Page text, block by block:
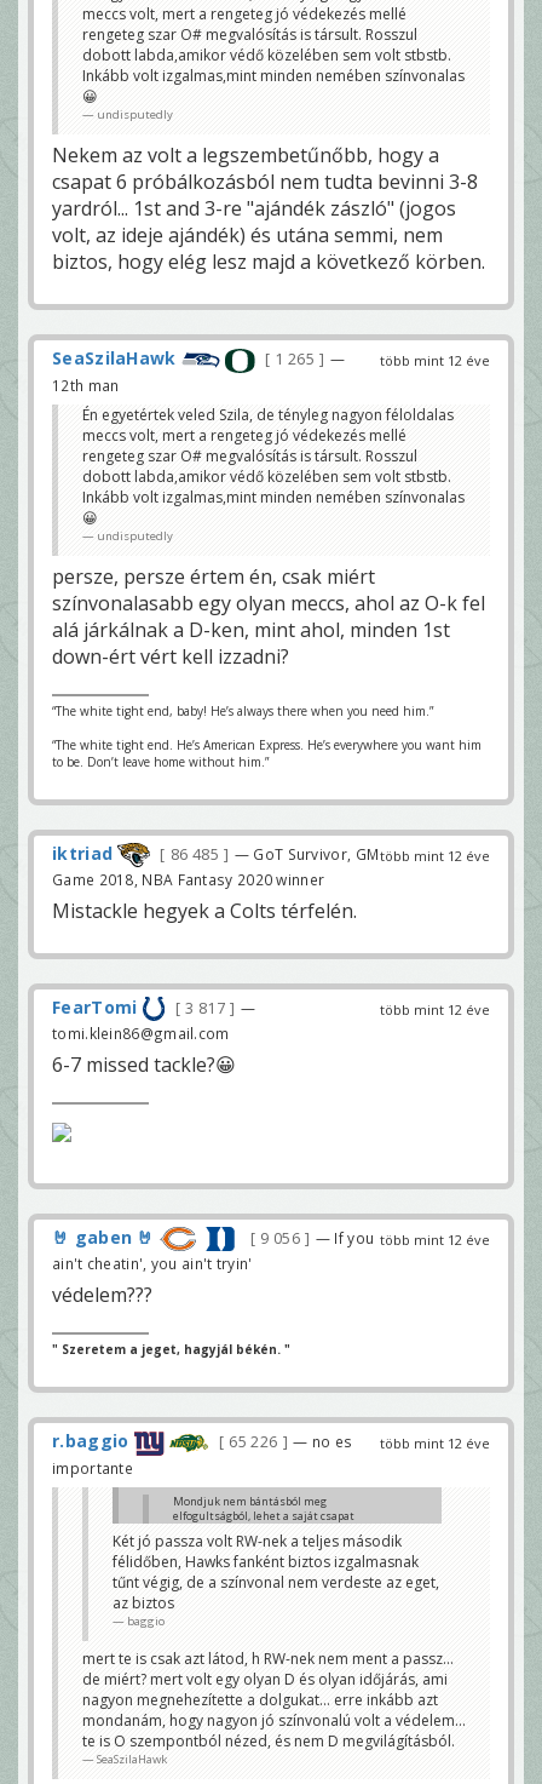
meccs volt, mert a rengeteg jó védekezés mellé
rengeteg szar O# megvalósítás is társult. Rosszul
dobott labda,amikor védő közelében sem volt stbstb.
Inkább volt izgalmas,mint minden nemében színvonalas
😀
undisputedly
Nekem az volt a legszembetűnőbb, hogy a
csapat 6 próbálkozásból nem tudta bevinni 3-8
yardról... 1st and 3-re "ajándék zászló" (jogos
volt, az ideje ajándék) és utána semmi, nem
biztos, hogy elég lesz majd a következő körben.
több mint 12 éve
SeaSzilaHawk 1 265
—
12th man
Én egyetértek veled Szila, de tényleg nagyon féloldalas
meccs volt, mert a rengeteg jó védekezés mellé
rengeteg szar O# megvalósítás is társult. Rosszul
dobott labda,amikor védő közelében sem volt stbstb.
Inkább volt izgalmas,mint minden nemében színvonalas
😀
undisputedly
persze, persze értem én, csak miért
színvonalasabb egy olyan meccs, ahol az O-k fel
alá járkálnak a D-ken, mint ahol, minden 1st
down-ért vért kell izzadni?
“The white tight end, baby! He’s always there when you need him.”
“The white tight end. He’s American Express. He’s everywhere you want him
to be. Don’t leave home without him.”
több mint 12 éve
iktriad 86 485
— GoT Survivor, GM
Game 2018, NBA Fantasy 2020 winner
Mistackle hegyek a Colts térfelén.
több mint 12 éve
FearTomi 3 817
—
tomi.klein86@gmail.com
6-7 missed tackle?😀
több mint 12 éve
🤘 gaben 🤘 9 056
— If you
ain't cheatin', you ain't tryin'
védelem???
" Szeretem a jeget, hagyjál békén. "
több mint 12 éve
r.baggio 65 226
— no es
importante
Mondjuk nem bántásból meg
elfogultságból, lehet a saját csapat
érdekesebb ez a meccs mint az előző
bármikor. 😀
mert nem értékeled a jó D-t... ott mindkét csapat
elképesztően jó védekezést mutatott be, és az idő is
D-ket többre tartom, mint a 40 pontokat felrakó O-
kat.
SeaSzilaHawk
Két jó passza volt RW-nek a teljes második
félidőben, Hawks fanként biztos izgalmasnak
tűnt végig, de a színvonal nem verdeste az eget,
az biztos
baggio
mert te is csak azt látod, h RW-nek nem ment a passz...
de miért? mert volt egy olyan D és olyan időjárás, ami
nagyon megnehezítette a dolgukat... erre inkább azt
mondanám, hogy nagyon jó színvonalú volt a védelem...
te is O szempontból nézed, és nem D megvilágításból.
SeaSzilaHawk